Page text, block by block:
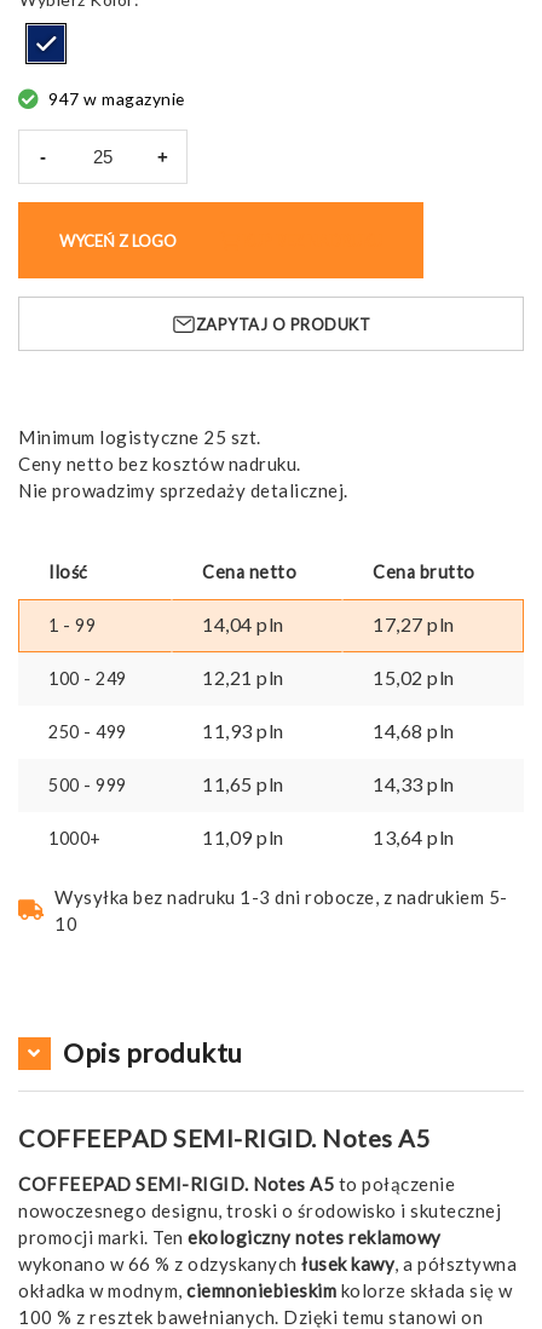
947 w magazynie
-
RIGID.
Notatnik
A5
półsztywną
z
odpadów
łusek
+
WYCEŃ Z LOGO
ZAPYTAJ O PRODUKT
Minimum logistyczne 25 szt.
Ceny netto bez kosztów nadruku.
Nie prowadzimy sprzedaży detalicznej.
Ilość Cena netto Cena brutto
1 - 99 14,04 pln 17,27 pln
100 - 249 12,21 pln 15,02 pln
250 - 499 11,93 pln 14,68 pln
500 - 999 11,65 pln 14,33 pln
1000+ 11,09pln 13,64 pln
Wysyłka bez nadruku 1-3 dni robocze, z nadrukiem 5-
10
Opis produktu
COFFEEPAD SEMI-RIGID. Notes A5
COFFEEPAD SEMI-RIGID. Notes A5 to połączenie
nowoczesnego designu, troski o środowisko i skutecznej
promocji marki. Ten ekologiczny notes reklamowy
wykonano w 66 % z odzyskanych łusek kawy, a półsztywna
okładka w modnym, ciemnoniebieskim kolorze składa się w
100 % z resztek bawełnianych. Dzięki temu stanowi on